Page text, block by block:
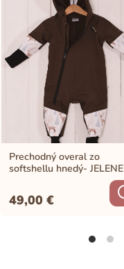
Prechodný overal zo
softshellu hnedý- JELENE
49,00€